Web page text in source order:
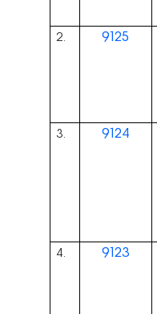
2. 9125
3. 9124
4. 9123